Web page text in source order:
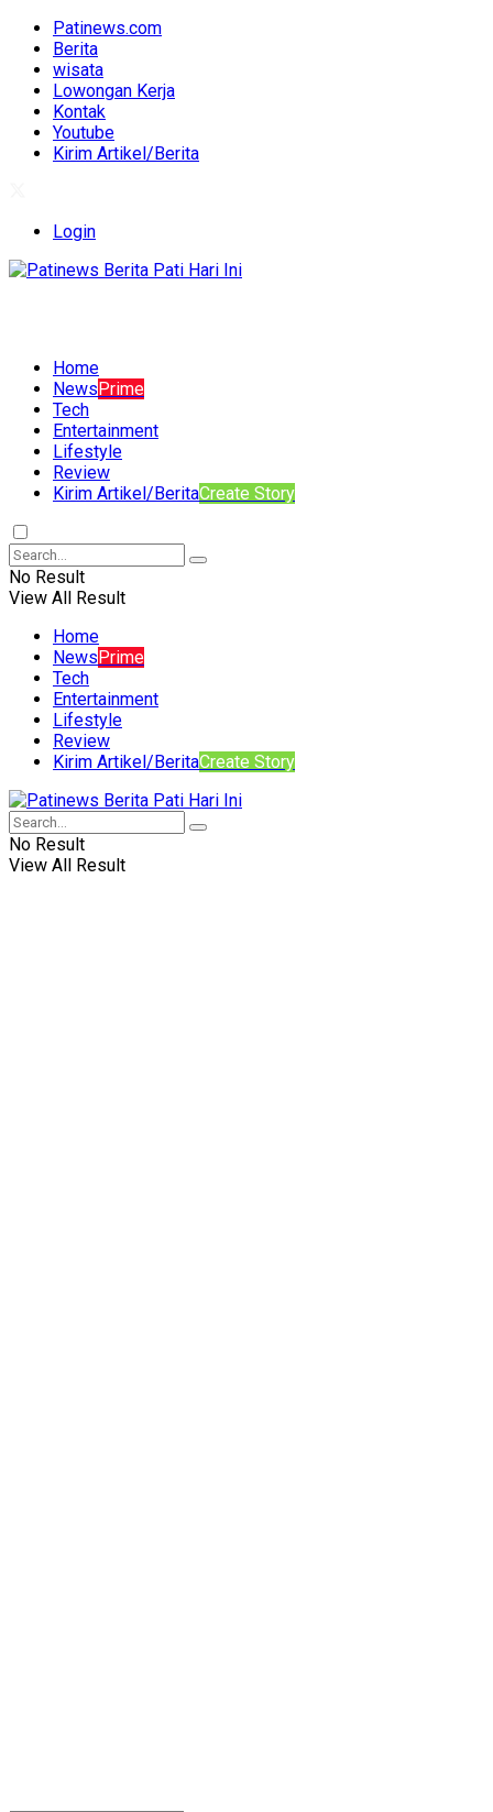
Patinews.com
Berita
wisata
Lowongan Kerja
Kontak
Youtube
Kirim Artikel/Berita
Login
Home
NewsPrime
Tech
Entertainment
Lifestyle
Review
Kirim Artikel/BeritaCreate Story
No Result
View All Result
Home
NewsPrime
Tech
Entertainment
Lifestyle
Review
Kirim Artikel/BeritaCreate Story
No Result
View All Result